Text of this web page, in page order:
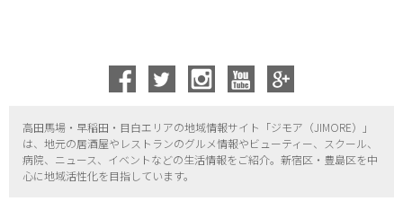
高田馬場・早稲田・目白エリアの地域情報サイト「ジモア（JIMORE）」
は、地元の居酒屋やレストランのグルメ情報やビューティー、
スクール、
病院、ニュース、イベントなどの生活情報をご紹介。新宿区・ 豊島区を中
心に地域活性化を目指しています。